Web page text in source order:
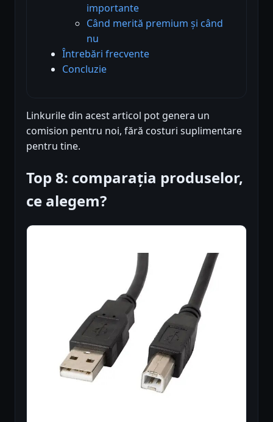
importante
Când merită premium și când
nu
Întrebări frecvente
Concluzie
Linkurile din acest articol pot genera un
comision pentru noi, fără costuri suplimentare
pentru tine.
Top 8: comparația produselor,
ce alegem?